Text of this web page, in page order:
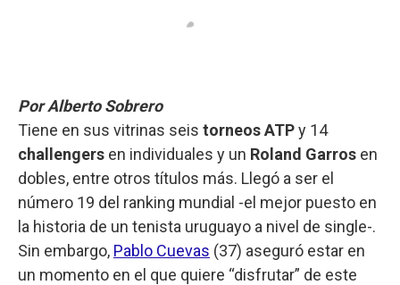
Por Alberto Sobrero
Tiene en sus vitrinas seis torneos ATPy 14
challengers en individuales y un Roland Garros en
dobles, entre otros títulos más. Llegó a ser el
número 19 del ranking mundial -el mejor puesto en
la historia de un tenista uruguayo a nivel de single-.
Sin embargo, Pablo Cuevas (37) aseguró estar en
un momento en el que quiere “disfrutar” de este